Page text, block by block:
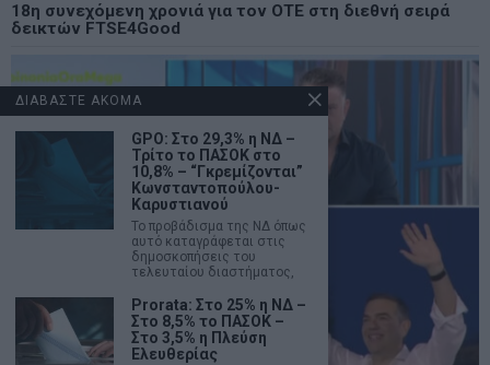
18η συνεχόμενη χρονιά για τον ΟΤΕ στη διεθνή σειρά
δεικτών FTSE4Good
ΔΙΑΒΑΣΤΕ ΑΚΟΜΑ
GPO: Στο 29,3% η ΝΔ –
Τρίτο το ΠΑΣΟΚ στο
10,8% – “Γκρεμίζονται”
Κωνσταντοπούλου-
Καρυστιανού
Το προβάδισμα της ΝΔ όπως
αυτό καταγράφεται στις
δημοσκοπήσεις του
τελευταίου διαστήματος,
Prorata: Στο 25% η ΝΔ –
Στο 8,5% το ΠΑΣΟΚ –
Στο 3,5% η Πλεύση
Ελευθερίας